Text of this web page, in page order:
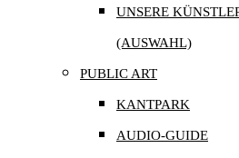
UNSERE
(AUSWAHL)
PUBLIC ART
KANTPARK
AUDIO-GUIDE